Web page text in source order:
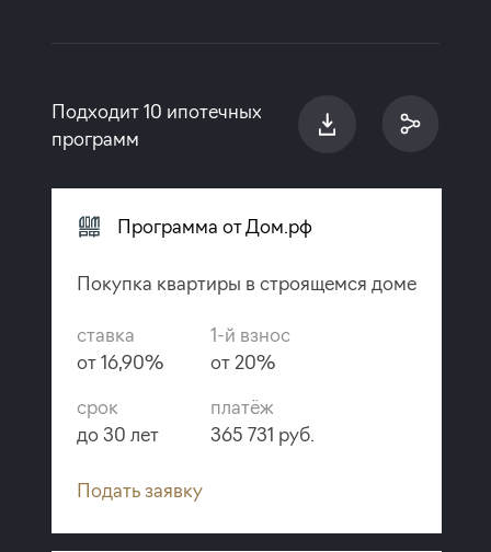
Подходит 10 ипотечных
программ
Программа от Дом.рф
Покупка квартиры в строящемся доме
ставка
от 16,90%
1-й взнос
от 20%
срок
до 30 лет
платёж
365 731 руб.
Подать заявку